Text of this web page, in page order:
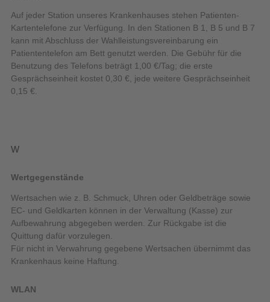
Auf jeder Station unseres Krankenhauses stehen Patienten-
Kartentelefone zur Verfügung. In den Stationen B 1, B 5 und B 7
kann mit Abschluss der Wahlleistungsvereinbarung ein
Patiententelefon am Bett genutzt werden. Die Gebühr für die
Benutzung des Telefons beträgt 1,00 €/Tag; die erste
Gesprächseinheit kostet 0,30 €, jede weitere Gesprächseinheit
0,15 €.
W
Wertgegenstände
Wertsachen wie z. B. Schmuck, Uhren oder Geldbeträge sowie
EC- und Geldkarten können in der Verwaltung (Kasse) zur
Aufbewahrung abgegeben werden. Zur Rückgabe ist die
Quittung dafür vorzulegen.
Für nicht in Verwahrung gegebene Wertsachen übernimmt das
Krankenhaus keine Haftung.
WLAN